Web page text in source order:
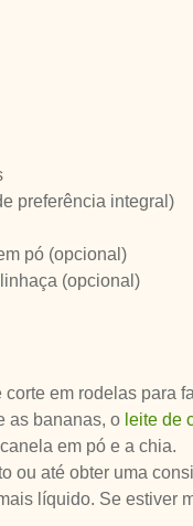
preferência integral)
pó (opcional)
(opcional)
em rodelas para
as bananas, o leite de
em pó e a chia.
ou até obter uma
líquido. Se estiver